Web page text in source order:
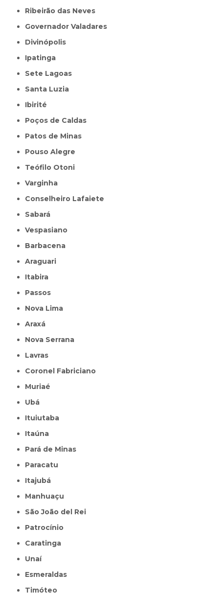
Ribeirão das Neves
Governador Valadares
Divinópolis
Ipatinga
Sete Lagoas
Santa Luzia
Ibirité
Poços de Caldas
Patos de Minas
Pouso Alegre
Teófilo Otoni
Varginha
Conselheiro Lafaiete
Sabará
Vespasiano
Barbacena
Araguari
Itabira
Passos
Nova Lima
Araxá
Nova Serrana
Lavras
Coronel Fabriciano
Muriaé
Ubá
Ituiutaba
Itaúna
Pará de Minas
Paracatu
Itajubá
Manhuaçu
São João del Rei
Patrocínio
Caratinga
Unaí
Esmeraldas
Timóteo